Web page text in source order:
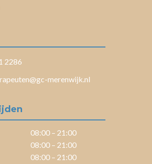
2286
merenwijk.nl
08:00 – 21:00
08:00 – 21:00
08:00 – 21:00